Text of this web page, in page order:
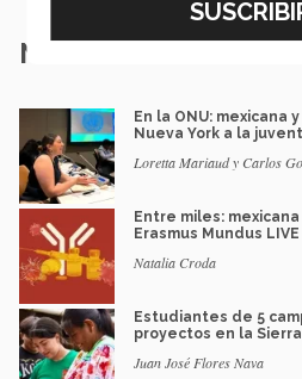
Notas Relacionadas
En la ONU: mexicana
Nueva York a la
Loretta Mariaud y Carlos
Entre miles:
Erasmus Mundus LIVE
Natalia Croda
Estudiantes de 5
proyectos en la
Juan José Flores Nava